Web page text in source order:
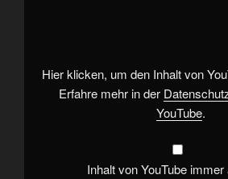
Hier klicken, um den Inhalt von
Erfahre mehr in der
YouTube.
Inhalt von YouTube immer